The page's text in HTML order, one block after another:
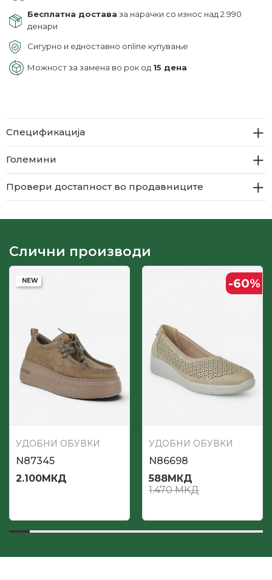
Бесплатна достава за нарачки со износ над 2.990
денари
Сигурно и едноставно online купување
Можност за замена во рок од 15 дена
Спецификација
Големини
Провери достапност во продавниците
Слични производи
NEW
УДОБНИ ОБУВКИ
N87345
2.100МКД
-60%
УДОБНИ ОБУВКИ
N86698
588МКД
1.470МКД